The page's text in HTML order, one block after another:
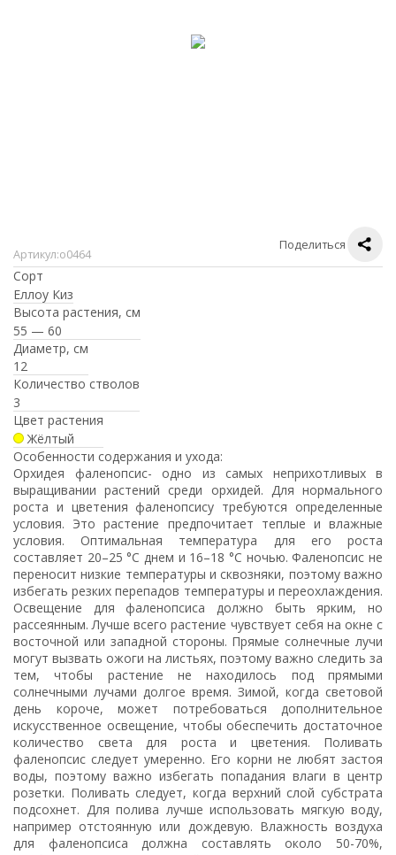
Артикул:о0464
Поделиться
Сорт
Еллоу Киз
Высота растения, см
55 — 60
Диаметр, см
12
Количество стволов
3
Цвет растения
Жёлтый
Особенности содержания и ухода:
Орхидея фаленопсис- одно из самых неприхотливых в
выращивании растений среди орхидей. Для нормального
роста и цветения фаленопсису требуются определенные
условия. Это растение предпочитает теплые и влажные
условия. Оптимальная температура для его роста
составляет 20–25 °C днем и 16–18 °C ночью. Фаленопсис не
переносит низкие температуры и сквозняки, поэтому важно
избегать резких перепадов температуры и переохлаждения.
Освещение для фаленопсиса должно быть ярким, но
рассеянным. Лучше всего растение чувствует себя на окне с
восточной или западной стороны. Прямые солнечные лучи
могут вызвать ожоги на листьях, поэтому важно следить за
тем, чтобы растение не находилось под прямыми
солнечными лучами долгое время. Зимой, когда световой
день короче, может потребоваться дополнительное
искусственное освещение, чтобы обеспечить достаточное
количество света для роста и цветения. Поливать
фаленопсис следует умеренно. Его корни не любят застоя
воды, поэтому важно избегать попадания влаги в центр
розетки. Поливать следует, когда верхний слой субстрата
подсохнет. Для полива лучше использовать мягкую воду,
например отстоянную или дождевую. Влажность воздуха
для фаленопсиса должна составлять около 50-70%,